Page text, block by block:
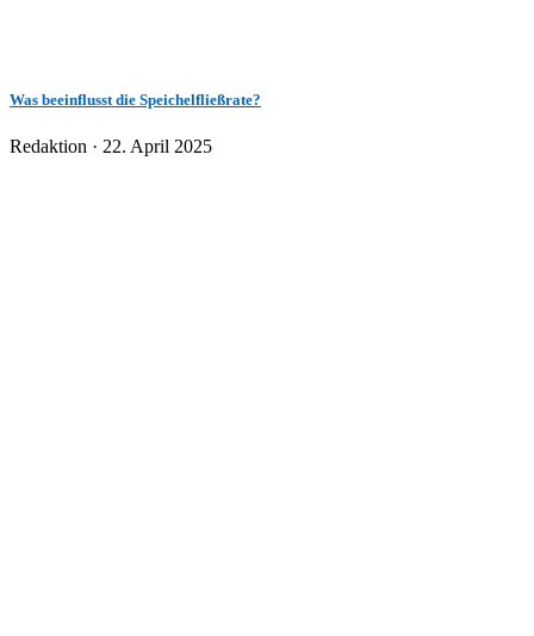
Was beeinflusst die Speichelfließrate?
Redaktion · Veröffentlicht
22. April 2025